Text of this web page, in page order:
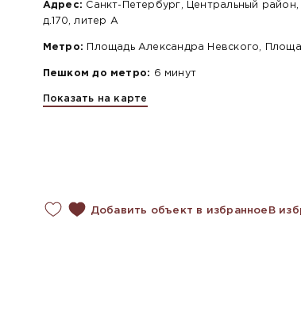
Адрес: Санкт-Петербург, Центральный район,
д.170, литер А
Метро: Площадь Александра Невского,
Пешком до метро: 6 минут
Показать на карте
Добавить объект в избранное В